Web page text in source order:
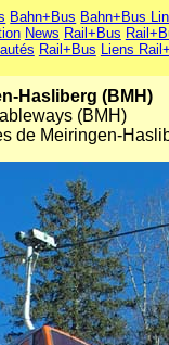
Bahn+Bus Bahn+Bus
News Rail+Bus
Rail+Bus Liens
Hasliberg (BMH)
(BMH)
de Meiringen-